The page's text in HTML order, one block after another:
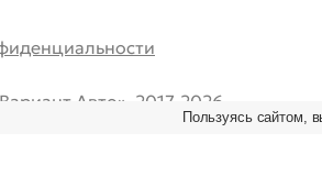
Авто», 2017-2026.
Перепечатка и любое
Пользуясь сайтом,